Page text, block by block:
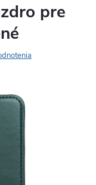
pre